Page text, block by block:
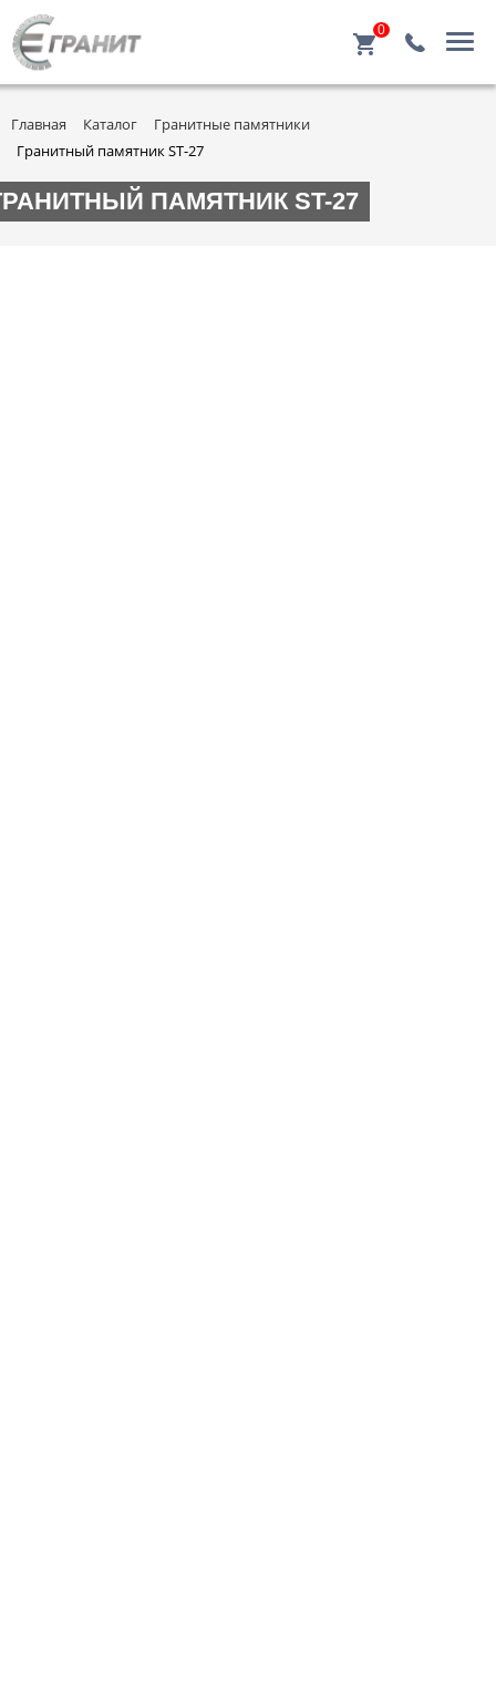
0
Главная Каталог
Гранитные памятники
Гранитный памятник ST-27
ПАМЯТНИК ST-27